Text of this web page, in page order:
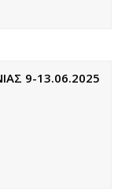
9-13.06.2025